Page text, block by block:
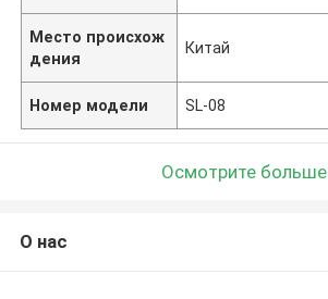
Место происхож
дения
Китай
Номер модели SL-08
Осмотрите больше
О нас